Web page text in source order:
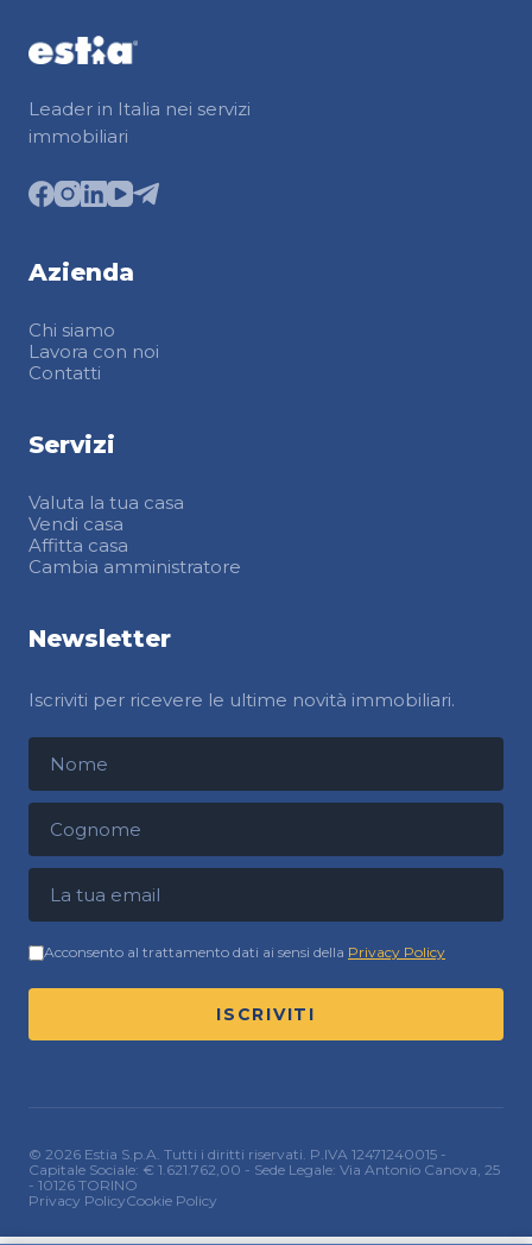
Leader in Italia nei servizi
immobiliari
Azienda
Chi siamo
Lavora con noi
Contatti
Servizi
Valuta la tua casa
Vendi casa
Affitta casa
Cambia amministratore
Newsletter
Iscriviti per ricevere le ultime novità immobiliari.
Nome
Cognome
Indirizzo email
Acconsento al trattamento dati ai sensi della Privacy Policy
ISCRIVITI
© 2026 Estia S.p.A. Tutti i diritti riservati. P.IVA 12471240015 -
Capitale Sociale: € 1.621.762,00 - Sede Legale: Via Antonio Canova, 25
- 10126 TORINO
Privacy PolicyCookie Policy